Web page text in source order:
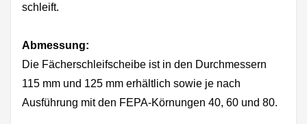
schleift.
Abmessung:
Die Fächerschleifscheibe ist in den Durchmessern
115 mm und 125 mm erhältlich sowie je nach
Ausführung mit den FEPA-Körnungen 40, 60 und 80.